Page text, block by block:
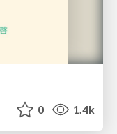
0 1.4k